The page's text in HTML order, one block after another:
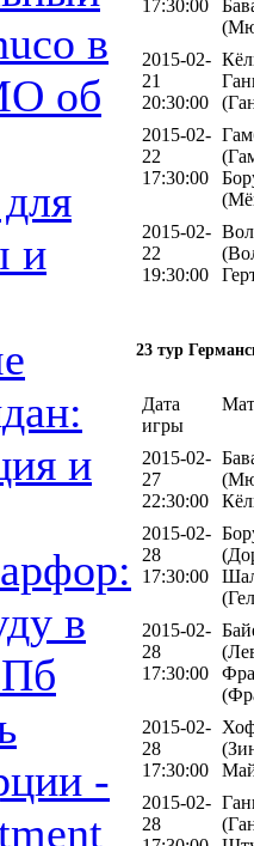
в
об
и
и
в
-
17:30:00
2015-02-
21
20:30:00
2015-02-
22
17:30:00
2015-02-
22
19:30:00
23 тур
Дата
игры
2015-02-
27
22:30:00
2015-02-
28
17:30:00
2015-02-
28
17:30:00
2015-02-
28
17:30:00
2015-02-
28